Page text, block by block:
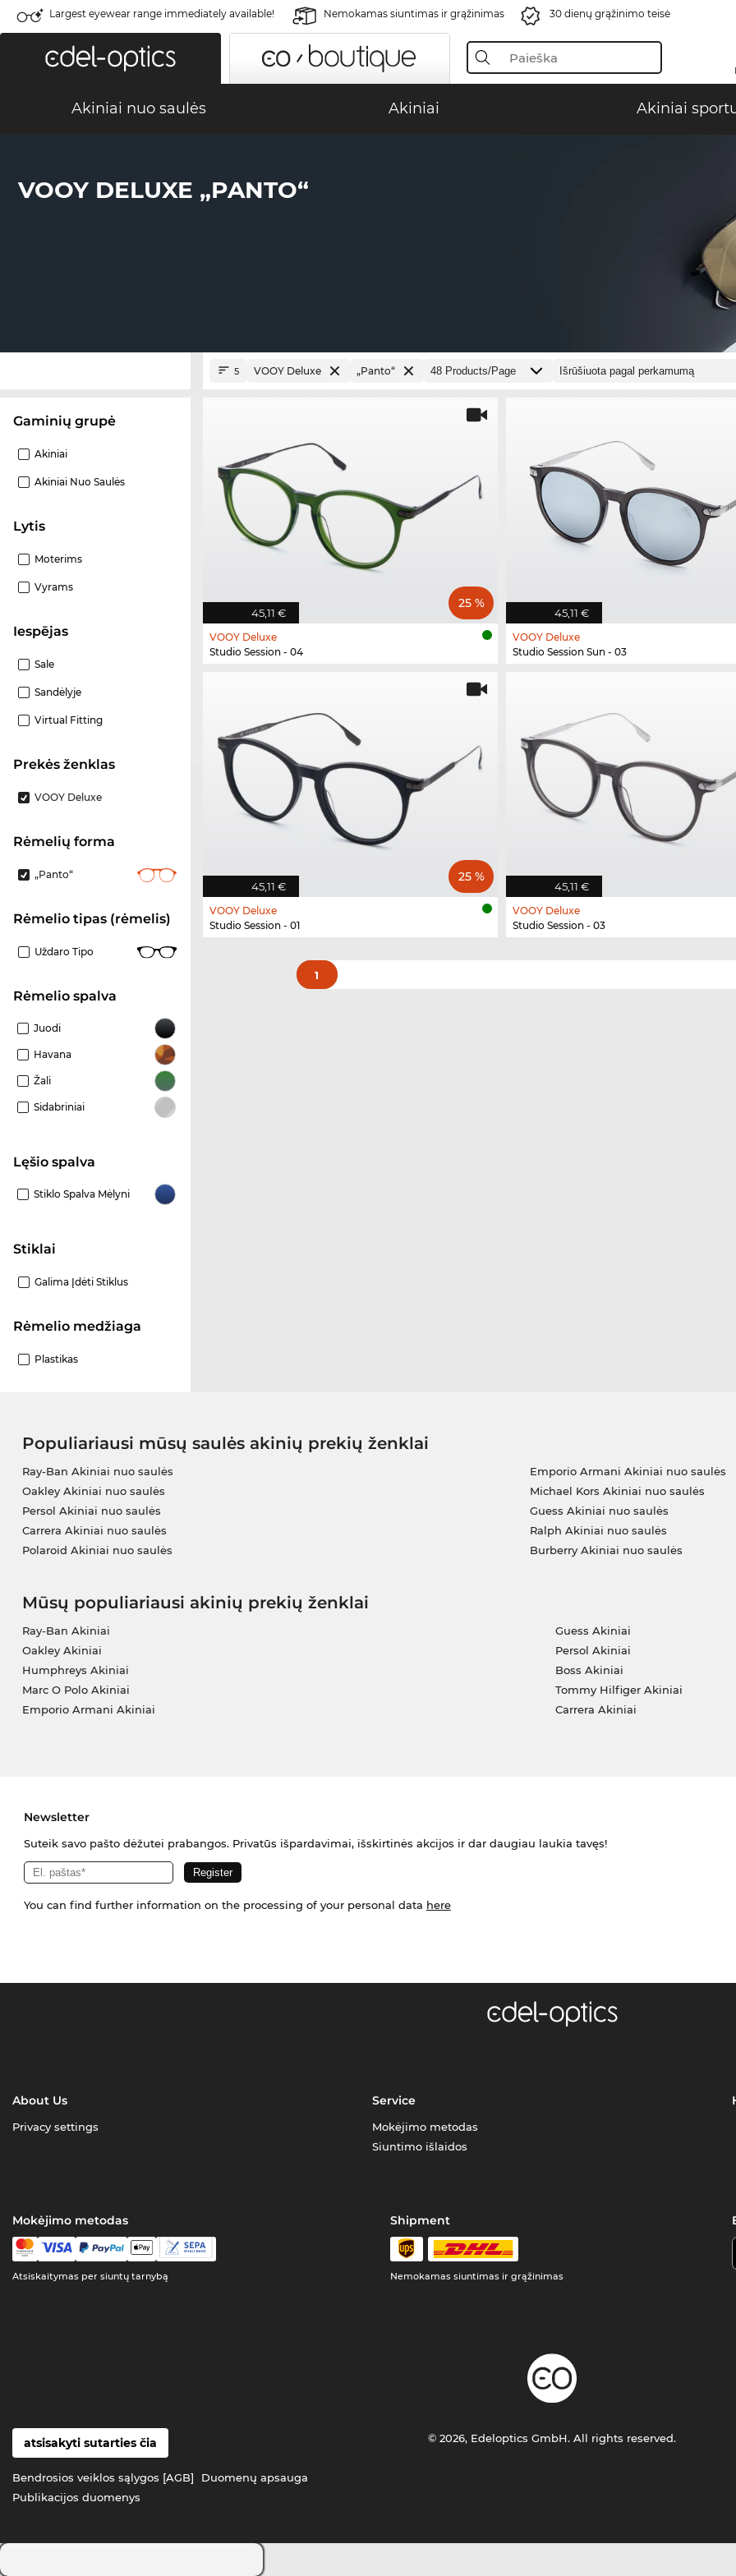
Largest eyewear range immediately available! Nemokamas siuntimas ir grąžinimas 30 dienų grąžinimo teisė
Akiniai nuo saulės Akiniai Akiniai
VOOY DELUXE „PANTO“
Gaminių grupė
Akiniai
Akiniai Nuo Saulės
Lytis
Moterims
Vyrams
Iespējas
Sale
Sandėlyje
Virtual Fitting
Prekės ženklas
VOOY Deluxe
Rėmelių forma
„Panto“
Rėmelio tipas (rėmelis)
Uždaro Tipo
Rėmelio spalva
Juodi
Havana
Žali
Sidabriniai
Lęšio spalva
Stiklo Spalva Mėlyni
Stiklai
Galima Įdėti Stiklus
Rėmelio medžiaga
Plastikas
5 VOOY Deluxe „Panto“
45,11 €
25 %
VOOY Deluxe
Studio Session - 04
45,11 €
VOOY Deluxe
Studio Session Sun - 03
45,11 €
25 %
VOOY Deluxe
Studio Session - 01
45,11 €
VOOY Deluxe
Studio Session - 03
1
Populiariausi mūsų saulės akinių prekių ženklai
Ray-Ban Akiniai nuo saulės
Oakley Akiniai nuo saulės
Persol Akiniai nuo saulės
Carrera Akiniai nuo saulės
Polaroid Akiniai nuo saulės
Emporio Armani Akiniai nuo saulės
Michael Kors Akiniai nuo saulės
Guess Akiniai nuo saulės
Ralph Akiniai nuo saulės
Burberry Akiniai nuo saulės
Mūsų populiariausi akinių prekių ženklai
Ray-Ban Akiniai
Oakley Akiniai
Humphreys Akiniai
Marc O Polo Akiniai
Emporio Armani Akiniai
Guess Akiniai
Persol Akiniai
Boss Akiniai
Tommy Hilfiger Akiniai
Carrera Akiniai
Newsletter
Suteik savo pašto dėžutei prabangos. Privatūs išpardavimai, išskirtinės akcijos ir dar daugiau laukia tavęs!
You can find further information on the processing of your personal data here
About Us
Privacy settings
Service
Mokėjimo metodas
Siuntimo išlaidos
Mokėjimo metodas
Atsiskaitymas per siuntų tarnybą
Shipment
Nemokamas siuntimas ir grąžinimas
atsisakyti sutarties čia
Bendrosios veiklos sąlygos [AGB]
Duomenų apsauga
Publikacijos duomenys
© 2026, Edeloptics GmbH. All rights reserved.